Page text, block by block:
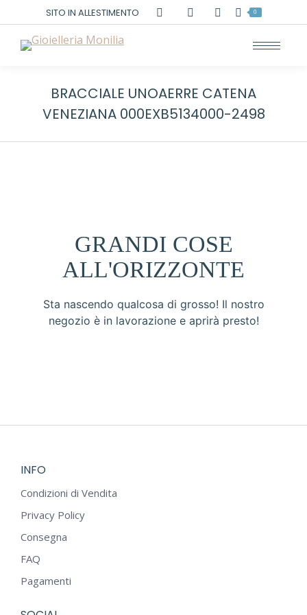
SITO IN ALLESTIMENTO Cerca: 0
BRACCIALE UNOAERRE CATENA
VENEZIANA 000EXB5134000-2498
GRANDI COSE
ALL'ORIZZONTE
Sta nascendo qualcosa di grosso! Il nostro
negozio è in lavorazione e aprirà presto!
INFO
Condizioni di Vendita
Privacy Policy
Consegna
FAQ
Pagamenti